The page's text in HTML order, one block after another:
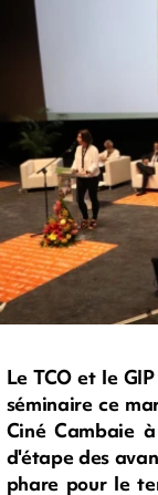
Le TCO et le
séminaire ce
Ciné Cambaie
d'étape des
phare pour le